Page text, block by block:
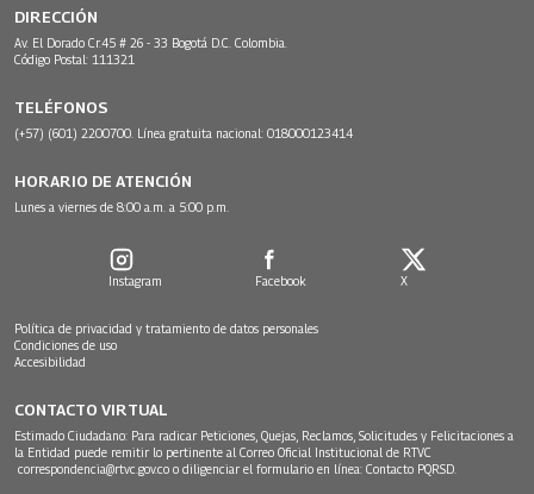
DIRECCIÓN
Av. El Dorado Cr.45 # 26 - 33 Bogotá D.C. Colombia.
Código Postal: 111321
TELÉFONOS
(+57) (601) 2200700. Línea gratuita nacional: 018000123414
HORARIO DE ATENCIÓN
Lunes a viernes de 8:00 a.m. a 5:00 p.m.
Instagram Facebook X
Política de privacidad y tratamiento de datos personales
Condiciones de uso
Accesibilidad
CONTACTO VIRTUAL
Estimado Ciudadano: Para radicar Peticiones, Quejas, Reclamos, Solicitudes y Felicitaciones a
la Entidad puede remitir lo pertinente al Correo Oficial Institucional de RTVC
correspondencia@rtvc.gov.co o diligenciar el formulario en línea: Contacto PQRSD.